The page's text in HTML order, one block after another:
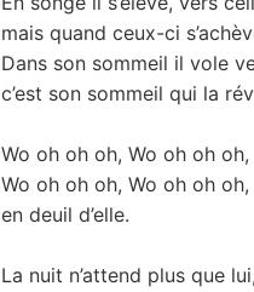
mais quand ceux-ci
Dans son sommeil il vole
c’est son sommeil qui la
Wo oh oh oh, Wo oh oh oh,
Wo oh oh oh, Wo oh oh oh,
en deuil d’elle.
La nuit n’attend plus que